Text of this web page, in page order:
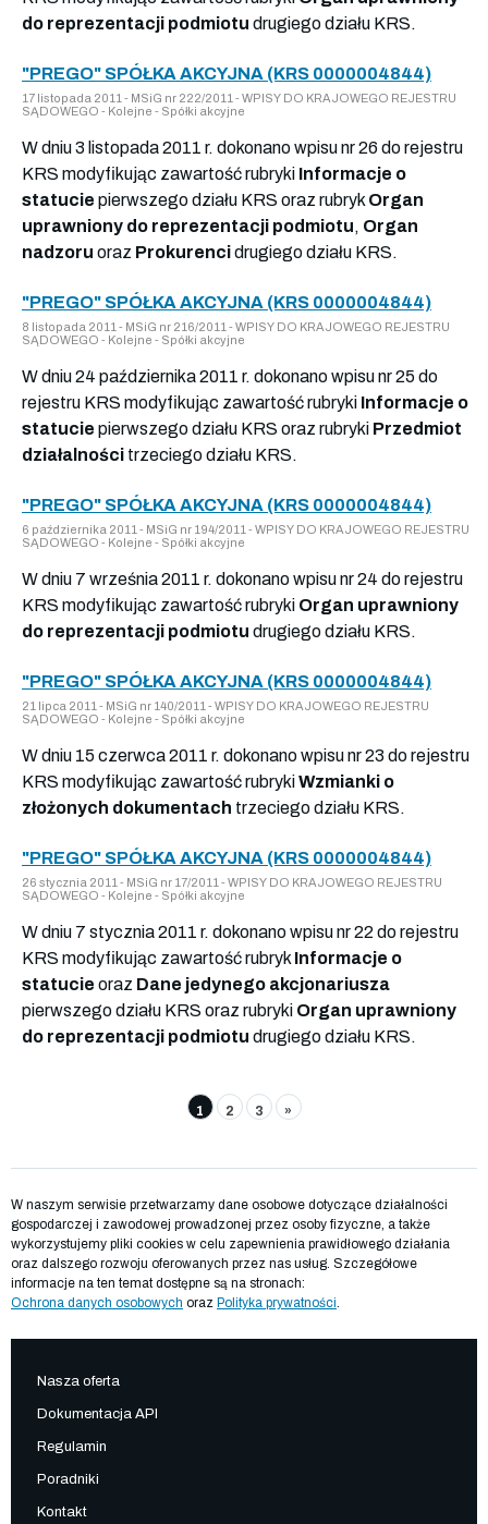
do reprezentacji podmiotu drugiego działu KRS.
"PREGO" SPÓŁKA AKCYJNA (KRS 0000004844)
17 listopada 2011 - MSiG nr 222/2011 - WPISY DO KRAJOWEGO REJESTRU
SĄDOWEGO - Kolejne - Spółki akcyjne
W dniu 3 listopada 2011 r. dokonano wpisu nr 26 do rejestru
KRS modyfikując zawartość rubryki Informacje o
statucie pierwszego działu KRS oraz rubryk Organ
uprawniony do reprezentacji podmiotu, Organ
nadzoru oraz Prokurencidrugiego działu KRS.
"PREGO" SPÓŁKA AKCYJNA (KRS 0000004844)
8 listopada 2011 - MSiG nr 216/2011 - WPISY DO KRAJOWEGO REJESTRU
SĄDOWEGO - Kolejne - Spółki akcyjne
W dniu 24 października 2011 r. dokonano wpisu nr 25 do
rejestru KRS modyfikując zawartość rubryki Informacje o
statucie pierwszego działu KRS oraz rubryki Przedmiot
działalności trzeciego działu KRS.
"PREGO" SPÓŁKA AKCYJNA (KRS 0000004844)
6 października 2011 - MSiG nr 194/2011 - WPISY DO KRAJOWEGO REJESTRU
SĄDOWEGO - Kolejne - Spółki akcyjne
W dniu 7 września 2011 r. dokonano wpisu nr 24 do rejestru
KRS modyfikując zawartość rubryki Organ uprawniony
do reprezentacji podmiotu drugiego działu KRS.
"PREGO" SPÓŁKA AKCYJNA (KRS 0000004844)
21 lipca 2011 - MSiG nr 140/2011 - WPISY DO KRAJOWEGO REJESTRU
SĄDOWEGO - Kolejne - Spółki akcyjne
W dniu 15 czerwca 2011 r. dokonano wpisu nr 23 do rejestru
KRS modyfikując zawartość rubrykiWzmianki o
złożonych dokumentach trzeciego działu KRS.
"PREGO" SPÓŁKA AKCYJNA (KRS 0000004844)
26 stycznia 2011 - MSiG nr 17/2011 - WPISY DO KRAJOWEGO REJESTRU
SĄDOWEGO - Kolejne - Spółki akcyjne
W dniu 7 stycznia 2011 r. dokonano wpisu nr 22 do rejestru
KRS modyfikując zawartość rubryk Informacje o
statucie oraz Dane jedynego akcjonariusza
pierwszego działu KRS oraz rubryki Organ uprawniony
do reprezentacji podmiotu drugiego działu KRS.
1 2 3 »
W naszym serwisie przetwarzamy dane osobowe dotyczące działalności
gospodarczej i zawodowej prowadzonej przez osoby fizyczne, a także
wykorzystujemy pliki cookies w celu zapewnienia prawidłowego działania
oraz dalszego rozwoju oferowanych przez nas usług. Szczegółowe
informacje na ten temat dostępne są na stronach:
Ochrona danych osobowych oraz Polityka prywatności
Nasza oferta
Dokumentacja API
Regulamin
Poradniki
Kontakt